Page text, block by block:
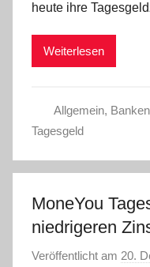
heute ihre
Weiterlesen
Allgemein, Banken
Tagesgeld
MoneYou
niedrigeren
Veröffentlicht am 20.